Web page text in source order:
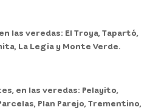
en las veredas: El Troya, Tapartó,
La Legia y Monte Verde.
en las veredas: Pelayito,
Plan Parejo, Trementino,